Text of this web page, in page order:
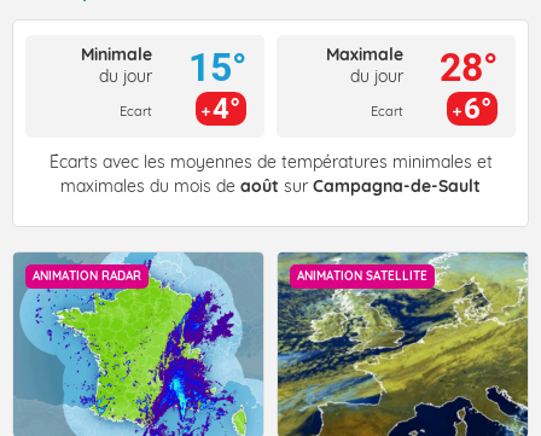
Minimale
du jour
Ecart
15°
4°
Maximale
du jour
Ecart
28°
6°
Écarts avec les moyennes de températures minimales et
maximales du mois de août sur Campagna-de-Sault
ANIMATION RADAR ANIMATION SATELLITE